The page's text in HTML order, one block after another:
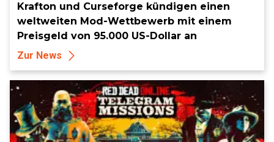
Krafton und Curseforge kündigen einen
weltweiten Mod-Wettbewerb mit einem
Preisgeld von 95.000 US-Dollar an
Zur News